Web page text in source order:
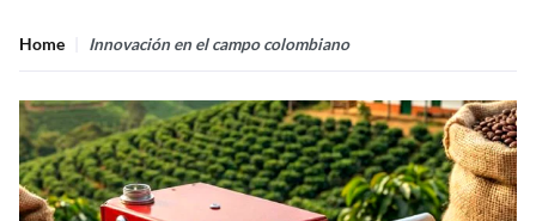
Home Innovación en el campo colombiano